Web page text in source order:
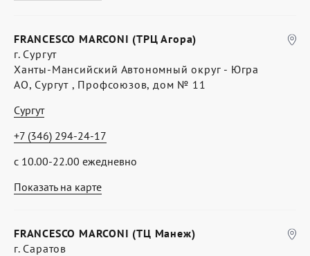
Показать на карте
FRANCESCO MARCONI (ТРЦ Агора)
г. Сургут
Ханты-Мансийский Автономный округ - Югра
АО, Сургут , Профсоюзов, дом № 11
Сургут
с 10.00-22.00 ежедневно
+7 (346) 294-24-17
FRANCESCO MARCONI (ТЦ Манеж)
г. Саратов